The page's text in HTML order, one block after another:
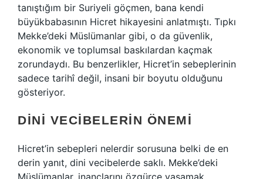
tanıştığım bir Suriyeli göçmen, bana kendi
büyükbabasının Hicret hikayesini anlatmıştı. Tıpkı
Mekke’deki Müslümanlar gibi, o da güvenlik,
ekonomik ve toplumsal baskılardan kaçmak
zorundaydı. Bu benzerlikler, Hicret’in sebeplerinin
sadece tarihî değil, insani bir boyutu olduğunu
gösteriyor.
DINI VECIBELERIN ÖNEMI
Hicret’in sebepleri nelerdir sorusuna belki de en
derin yanıt, dini vecibelerde saklı. Mekke’deki
Müslümanlar, inançlarını özgürce yaşamak